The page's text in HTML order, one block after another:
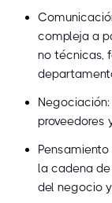
compleja a
no técnicas,
proveedores
la cadena
del negocio